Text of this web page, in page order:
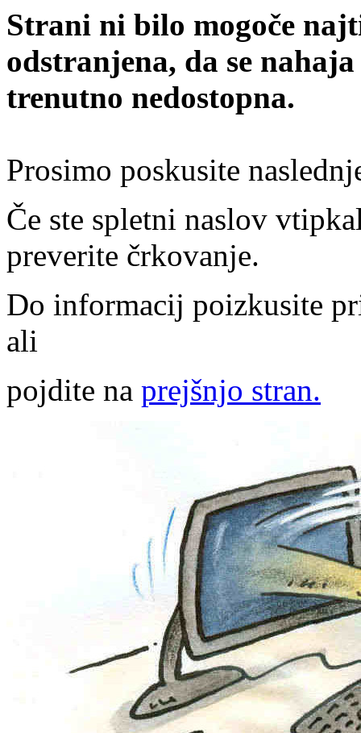
Strani ni bilo mogoče
odstranjena, da se
trenutno nedostopna.
Prosimo poskusite
Če ste spletni naslov
preverite črkovanje.
Do informacij poizkusite
ali
pojdite na prejšnjo stran.